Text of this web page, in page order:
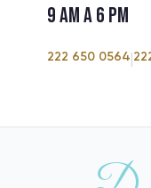
9 am a 6 pm
222 650 0564|